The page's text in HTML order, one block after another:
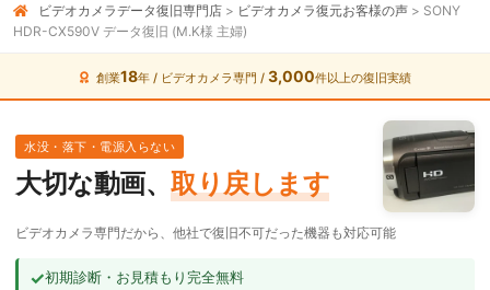
無料初期診断お申込み
ビデオカメラ データ復旧HOME
料金・メニュー
サービスの流れ
ビデオカメラデータ復旧専門店 > ビデオカメラ復元お客様の声 > SONY
HDR-CX590V データ復旧 (M.K様 主婦)
創業18年 / ビデオカメラ専門 / 3,000件以上の復旧実績
水没・落下・電源入らない
大切な動画、 取り戻します
ビデオカメラ専門だから、他社で復旧不可だった機器も対応可能
✓初期診断・お見積もり完全無料